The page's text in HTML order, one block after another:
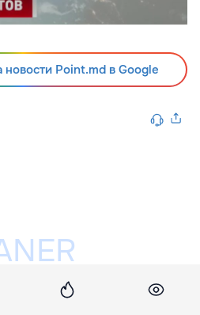
Point.md в Google